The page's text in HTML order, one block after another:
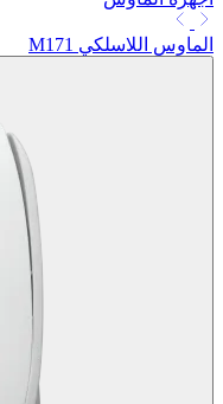
الماوس اللاسلكي M171